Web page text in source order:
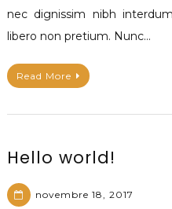
nec dignissim nibh
libero non pretium. Nunc…
Read More
Hello world!
novembre 18, 2017